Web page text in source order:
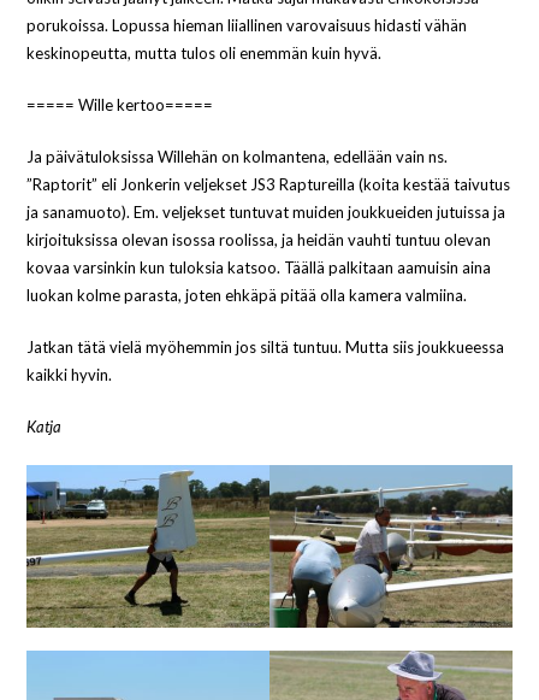
porukoissa. Lopussa hieman liiallinen varovaisuus hidasti vähän
keskinopeutta, mutta tulos oli enemmän kuin hyvä.
===== Wille kertoo=====
Ja päivätuloksissa Willehän on kolmantena, edellään vain ns.
”Raptorit” eli Jonkerin veljekset JS3 Raptureilla (koita kestää taivutus
ja sanamuoto). Em. veljekset tuntuvat muiden joukkueiden jutuissa ja
kirjoituksissa olevan isossa roolissa, ja heidän vauhti tuntuu olevan
kovaa varsinkin kun tuloksia katsoo. Täällä palkitaan aamuisin aina
luokan kolme parasta, joten ehkäpä pitää olla kamera valmiina.
Jatkan tätä vielä myöhemmin jos siltä tuntuu. Mutta siis joukkueessa
kaikki hyvin.
Katja